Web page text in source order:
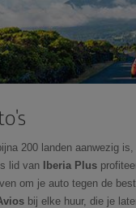
200 landen aanwezig
lid van
Iberia Plus
om je auto tegen de
bij elke huur, die je